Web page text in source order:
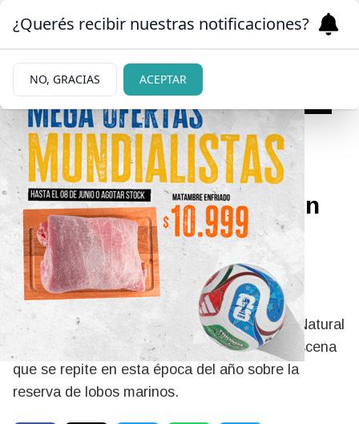
04/06/2026
VIDEO: orcas brindaron un
espectáculo único en las
costas de Río Negro
buscando alimento
El cuerpo de Guardas Ambientales del Área Natural
Punta Bermeja captó las imágenes de una escena
que se repite en esta época del año sobre la
reserva de lobos marinos.
¿Querés recibir nuestras notificaciones?
NO, GRACIAS ACEPTAR